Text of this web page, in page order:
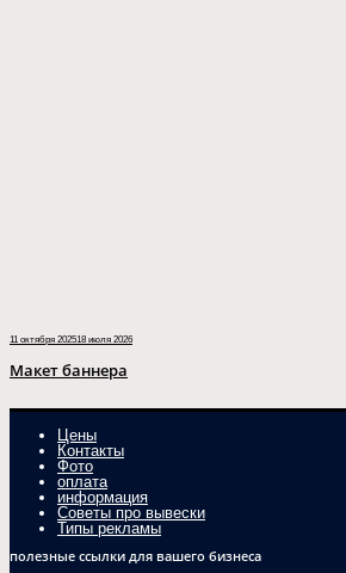
11 октября 202518 июля 2026
Макет баннера
Цены
Контакты
Фото
оплата
информация
Советы про вывески
Типы рекламы
полезные ссылки для вашего бизнеса